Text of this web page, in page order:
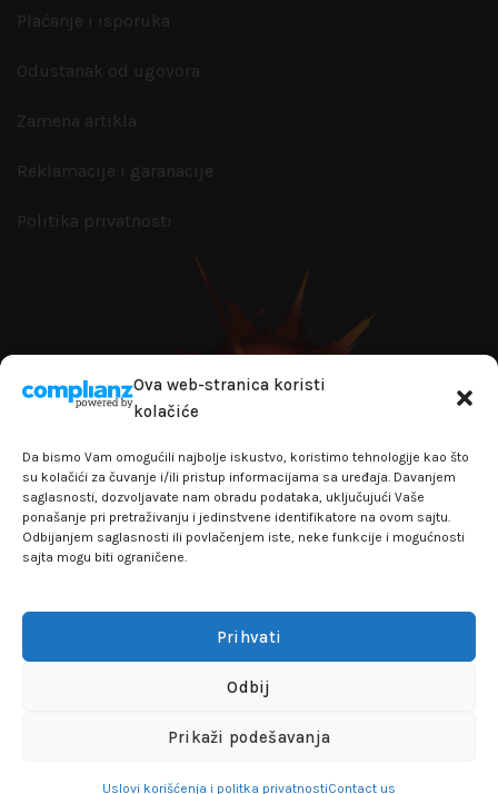
Ova web-stranica koristi
kolačiće
Da bismo Vam omogućili najbolje iskustvo, koristimo tehnologije kao što
su kolačići za čuvanje i/ili pristup informacijama sa uređaja. Davanjem
saglasnosti, dozvoljavate nam obradu podataka, uključujući Vaše
ponašanje pri pretraživanju i jedinstvene identifikatore na ovom sajtu.
Odbijanjem saglasnosti ili povlačenjem iste, neke funkcije i mogućnosti
sajta mogu biti ograničene.
Prihvati
Odbij
Prikaži podešavanja
Uslovi korišćenja i politka privatnostiContact us
Plaćanje i isporuka
Odustanak od ugovora
Zamena artikla
Reklamacije i garanacije
Politika privatnosti
Adresa: Paunova 24 - TC Banjica
Lokal 102, prvi sprat
FLAKHOBBY© 2021 Sva prava zadržana